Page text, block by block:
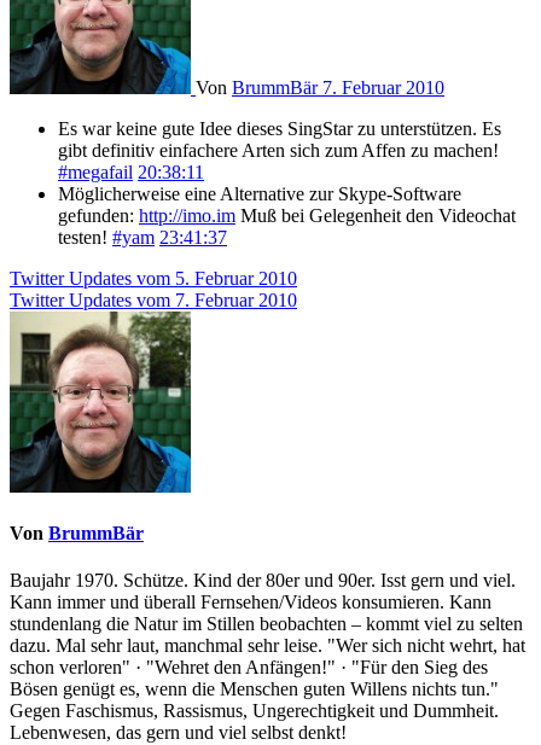
Von BrummBär 7. Februar 2010
Es war keine gute Idee dieses SingStar zu unterstützen. Es
gibt definitiv einfachere Arten sich zum Affen zu machen!
#megafail 20:38:11
Möglicherweise eine Alternative zur Skype-Software
gefunden: http://imo.im Muß bei Gelegenheit den Videochat
testen! #yam 23:41:37
Beitragsnavigation
Twitter Updates vom 5. Februar 2010
Twitter Updates vom 7. Februar 2010
Von BrummBär
Baujahr 1970. Schütze. Kind der 80er und 90er. Isst gern und viel.
Kann immer und überall Fernsehen/Videos konsumieren. Kann
stundenlang die Natur im Stillen beobachten – kommt viel zu selten
dazu. Mal sehr laut, manchmal sehr leise. "Wer sich nicht wehrt, hat
schon verloren" · "Wehret den Anfängen!" · "Für den Sieg des
Bösen genügt es, wenn die Menschen guten Willens nichts tun."
Gegen Faschismus, Rassismus, Ungerechtigkeit und Dummheit.
Lebenwesen, das gern und viel selbst denkt!